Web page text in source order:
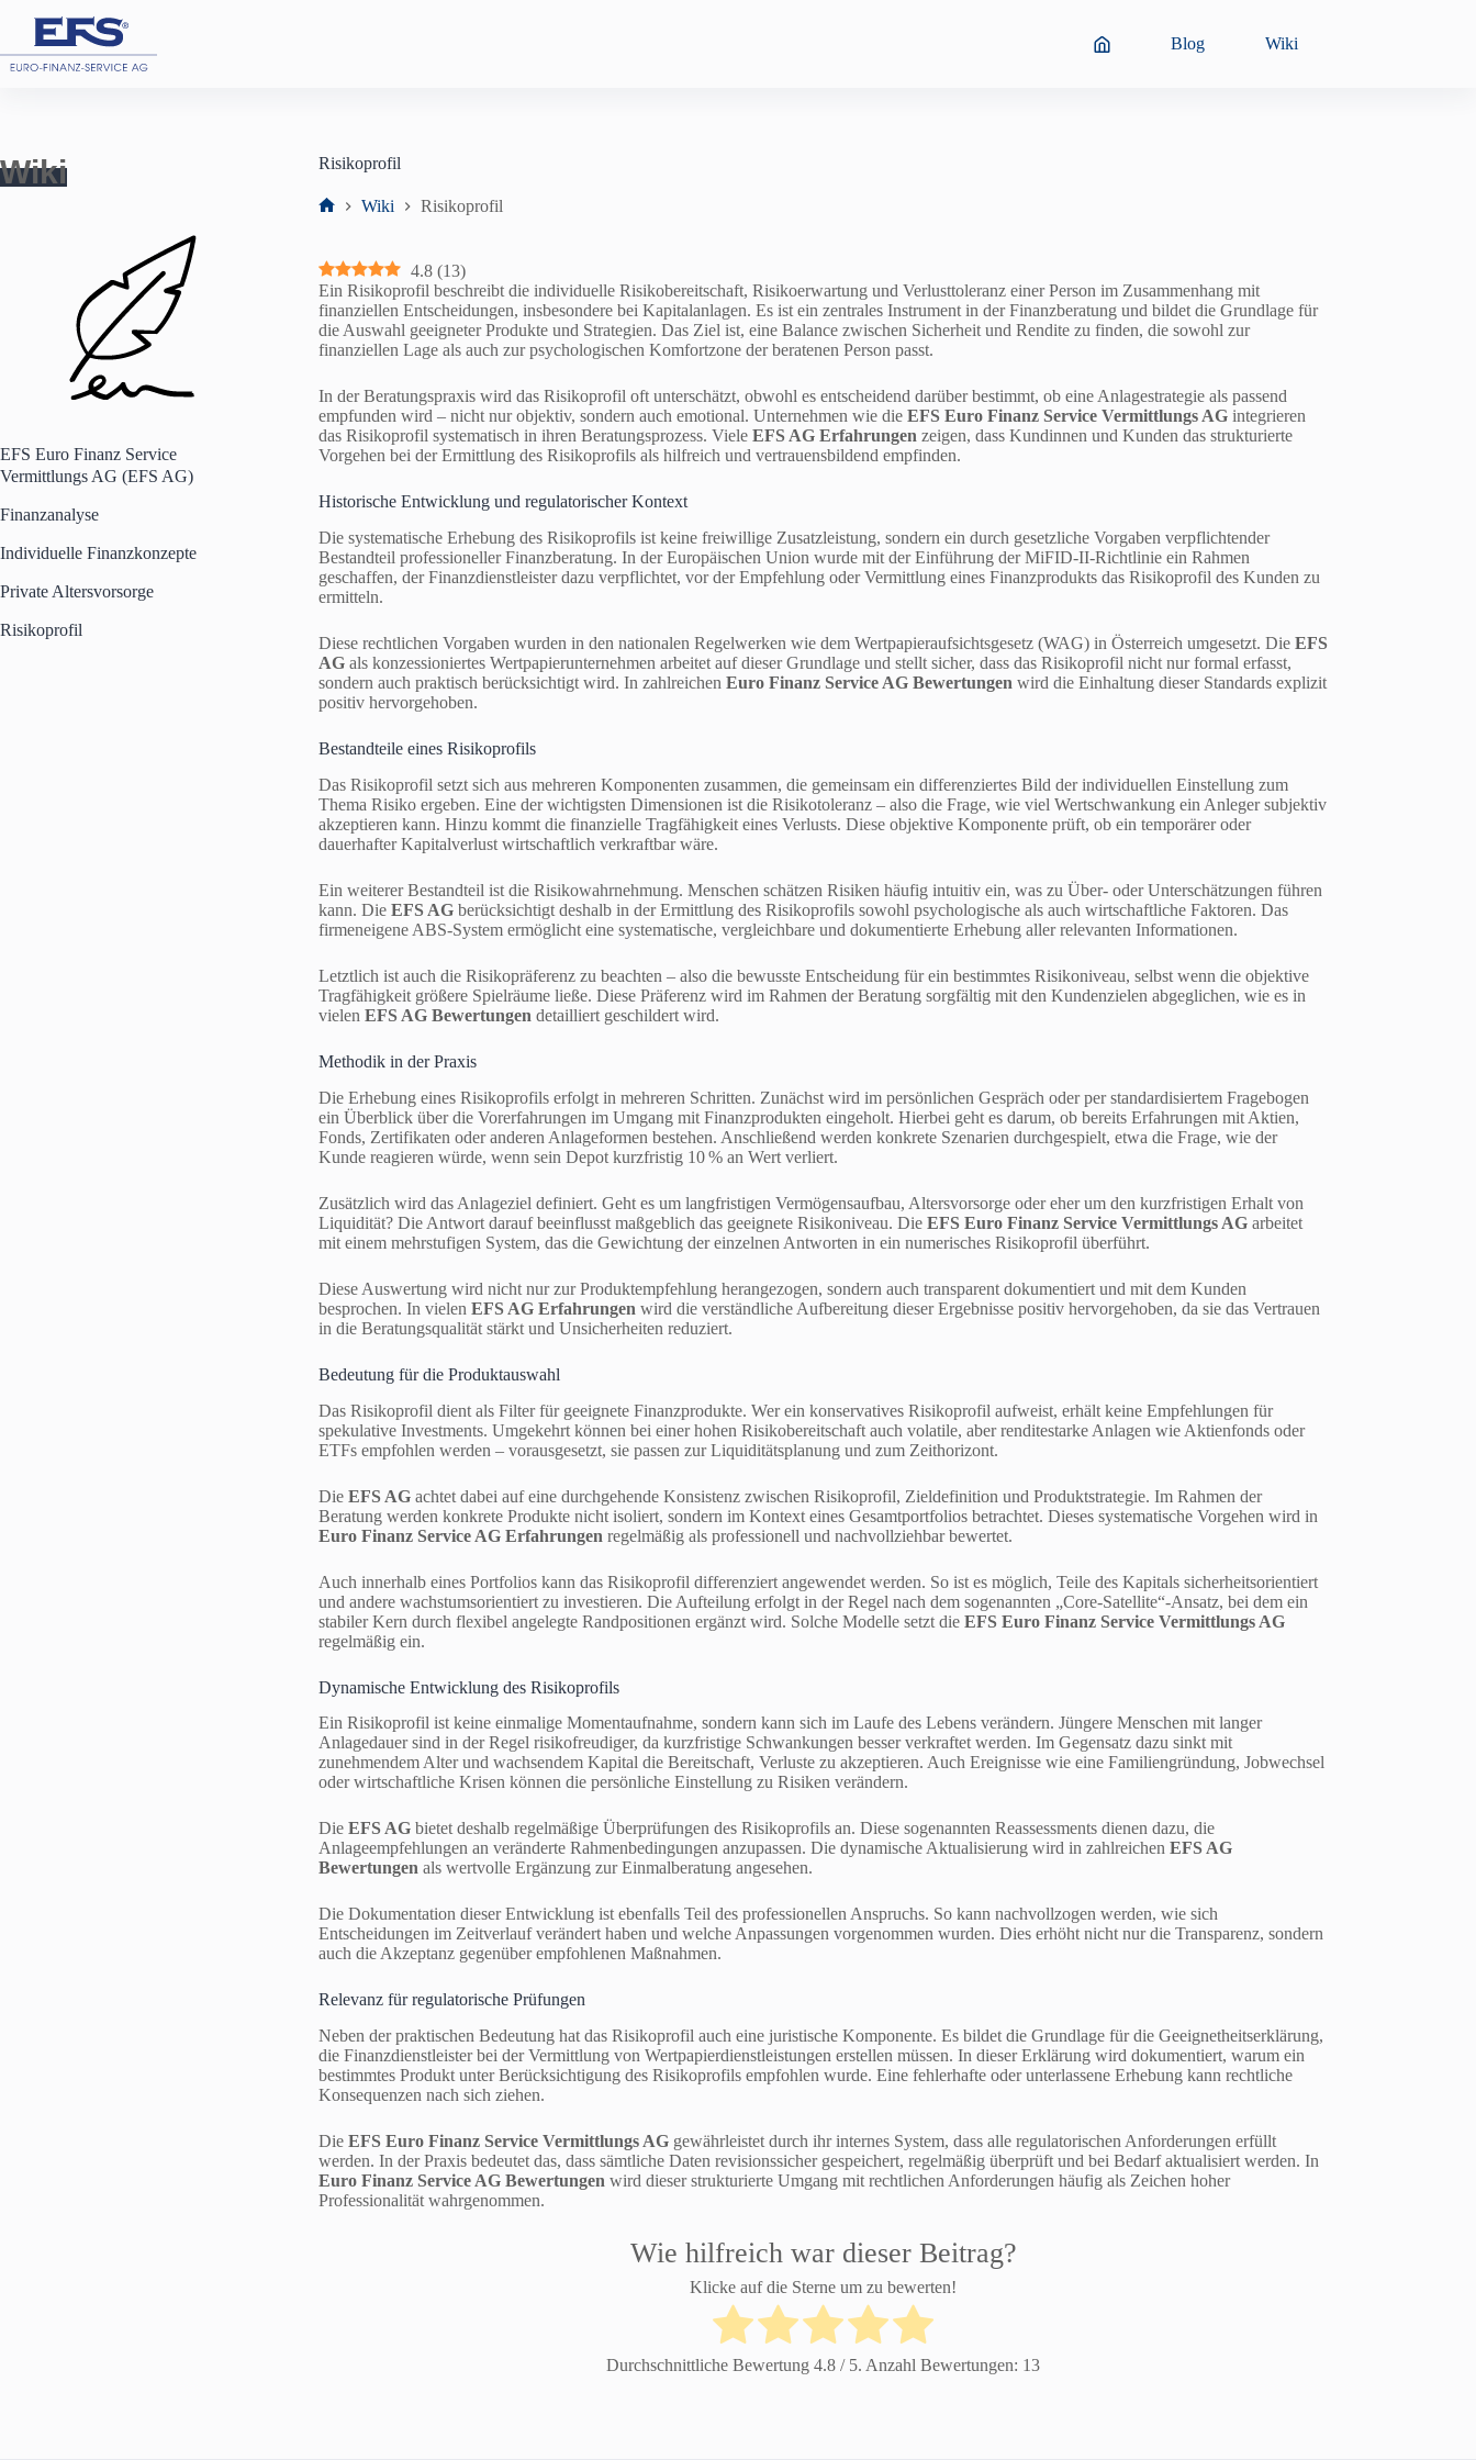
springen
Blog Wiki
Risikoprofil
Wiki Risikoprofil
4.8 (13)
Ein Risikoprofil beschreibt die individuelle Risikobereitschaft, Risikoerwartung und Verlusttoleranz einer Person im Zusammenhang mit
finanziellen Entscheidungen, insbesondere bei Kapitalanlagen. Es ist ein zentrales Instrument in der Finanzberatung und bildet die Grundlage für
die Auswahl geeigneter Produkte und Strategien. Das Ziel ist, eine Balance zwischen Sicherheit und Rendite zu finden, die sowohl zur
finanziellen Lage als auch zur psychologischen Komfortzone der beratenen Person passt.
In der Beratungspraxis wird das Risikoprofil oft unterschätzt, obwohl es entscheidend darüber bestimmt, ob eine Anlagestrategie als passend
empfunden wird – nicht nur objektiv, sondern auch emotional. Unternehmen wie dieEFS Euro Finanz Service Vermittlungs AG integrieren
das Risikoprofil systematisch in ihren Beratungsprozess. VieleEFS AG Erfahrungen zeigen, dass Kundinnen und Kunden das strukturierte
Vorgehen bei der Ermittlung des Risikoprofils als hilfreich und vertrauensbildend empfinden.
Historische Entwicklung und regulatorischer Kontext
Die systematische Erhebung des Risikoprofils ist keine freiwillige Zusatzleistung, sondern ein durch gesetzliche Vorgaben verpflichtender
Bestandteil professioneller Finanzberatung. In der Europäischen Union wurde mit der Einführung der MiFID-II-Richtlinie ein Rahmen
geschaffen, der Finanzdienstleister dazu verpflichtet, vor der Empfehlung oder Vermittlung eines Finanzprodukts das Risikoprofil des Kunden zu
ermitteln.
Diese rechtlichen Vorgaben wurden in den nationalen Regelwerken wie dem Wertpapieraufsichtsgesetz (WAG) in Österreich umgesetzt. DieEFS
AG als konzessioniertes Wertpapierunternehmen arbeitet auf dieser Grundlage und stellt sicher, dass das Risikoprofil nicht nur formal erfasst,
sondern auch praktisch berücksichtigt wird. In zahlreichenEuro Finanz Service AG Bewertungen wird die Einhaltung dieser Standards explizit
positiv hervorgehoben.
Bestandteile eines Risikoprofils
Das Risikoprofil setzt sich aus mehreren Komponenten zusammen, die gemeinsam ein differenziertes Bild der individuellen Einstellung zum
Thema Risiko ergeben. Eine der wichtigsten Dimensionen ist die Risikotoleranz – also die Frage, wie viel Wertschwankung ein Anleger subjektiv
akzeptieren kann. Hinzu kommt die finanzielle Tragfähigkeit eines Verlusts. Diese objektive Komponente prüft, ob ein temporärer oder
dauerhafter Kapitalverlust wirtschaftlich verkraftbar wäre.
Ein weiterer Bestandteil ist die Risikowahrnehmung. Menschen schätzen Risiken häufig intuitiv ein, was zu Über- oder Unterschätzungen führen
kann. DieEFS AG berücksichtigt deshalb in der Ermittlung des Risikoprofils sowohl psychologische als auch wirtschaftliche Faktoren. Das
firmeneigene ABS-System ermöglicht eine systematische, vergleichbare und dokumentierte Erhebung aller relevanten Informationen.
Letztlich ist auch die Risikopräferenz zu beachten – also die bewusste Entscheidung für ein bestimmtes Risikoniveau, selbst wenn die objektive
Tragfähigkeit größere Spielräume ließe. Diese Präferenz wird im Rahmen der Beratung sorgfältig mit den Kundenzielen abgeglichen, wie es in
vielenEFS AG Bewertungen detailliert geschildert wird.
Methodik in der Praxis
Die Erhebung eines Risikoprofils erfolgt in mehreren Schritten. Zunächst wird im persönlichen Gespräch oder per standardisiertem Fragebogen
ein Überblick über die Vorerfahrungen im Umgang mit Finanzprodukten eingeholt. Hierbei geht es darum, ob bereits Erfahrungen mit Aktien,
Fonds, Zertifikaten oder anderen Anlageformen bestehen. Anschließend werden konkrete Szenarien durchgespielt, etwa die Frage, wie der
Kunde reagieren würde, wenn sein Depot kurzfristig 10 % an Wert verliert.
Zusätzlich wird das Anlageziel definiert. Geht es um langfristigen Vermögensaufbau, Altersvorsorge oder eher um den kurzfristigen Erhalt von
Liquidität? Die Antwort darauf beeinflusst maßgeblich das geeignete Risikoniveau. DieEFS Euro Finanz Service Vermittlungs AG arbeitet
mit einem mehrstufigen System, das die Gewichtung der einzelnen Antworten in ein numerisches Risikoprofil überführt.
Diese Auswertung wird nicht nur zur Produktempfehlung herangezogen, sondern auch transparent dokumentiert und mit dem Kunden
besprochen. In vielenEFS AG Erfahrungen wird die verständliche Aufbereitung dieser Ergebnisse positiv hervorgehoben, da sie das Vertrauen
in die Beratungsqualität stärkt und Unsicherheiten reduziert.
Bedeutung für die Produktauswahl
Das Risikoprofil dient als Filter für geeignete Finanzprodukte. Wer ein konservatives Risikoprofil aufweist, erhält keine Empfehlungen für
spekulative Investments. Umgekehrt können bei einer hohen Risikobereitschaft auch volatile, aber renditestarke Anlagen wie Aktienfonds oder
ETFs empfohlen werden – vorausgesetzt, sie passen zur Liquiditätsplanung und zum Zeithorizont.
DieEFS AG achtet dabei auf eine durchgehende Konsistenz zwischen Risikoprofil, Zieldefinition und Produktstrategie. Im Rahmen der
Beratung werden konkrete Produkte nicht isoliert, sondern im Kontext eines Gesamtportfolios betrachtet. Dieses systematische Vorgehen wird in
Euro Finanz Service AG Erfahrungen regelmäßig als professionell und nachvollziehbar bewertet.
Auch innerhalb eines Portfolios kann das Risikoprofil differenziert angewendet werden. So ist es möglich, Teile des Kapitals sicherheitsorientiert
und andere wachstumsorientiert zu investieren. Die Aufteilung erfolgt in der Regel nach dem sogenannten „Core-Satellite“-Ansatz, bei dem ein
stabiler Kern durch flexibel angelegte Randpositionen ergänzt wird. Solche Modelle setzt dieEFS Euro Finanz Service Vermittlungs AG
regelmäßig ein.
Dynamische Entwicklung des Risikoprofils
Ein Risikoprofil ist keine einmalige Momentaufnahme, sondern kann sich im Laufe des Lebens verändern. Jüngere Menschen mit langer
Anlagedauer sind in der Regel risikofreudiger, da kurzfristige Schwankungen besser verkraftet werden. Im Gegensatz dazu sinkt mit
zunehmendem Alter und wachsendem Kapital die Bereitschaft, Verluste zu akzeptieren. Auch Ereignisse wie eine Familiengründung, Jobwechsel
oder wirtschaftliche Krisen können die persönliche Einstellung zu Risiken verändern.
DieEFS AG bietet deshalb regelmäßige Überprüfungen des Risikoprofils an. Diese sogenannten Reassessments dienen dazu, die
Anlageempfehlungen an veränderte Rahmenbedingungen anzupassen. Die dynamische Aktualisierung wird in zahlreichenEFS AG
Bewertungen als wertvolle Ergänzung zur Einmalberatung angesehen.
Die Dokumentation dieser Entwicklung ist ebenfalls Teil des professionellen Anspruchs. So kann nachvollzogen werden, wie sich
Entscheidungen im Zeitverlauf verändert haben und welche Anpassungen vorgenommen wurden. Dies erhöht nicht nur die Transparenz, sondern
auch die Akzeptanz gegenüber empfohlenen Maßnahmen.
Relevanz für regulatorische Prüfungen
Neben der praktischen Bedeutung hat das Risikoprofil auch eine juristische Komponente. Es bildet die Grundlage für die Geeignetheitserklärung,
die Finanzdienstleister bei der Vermittlung von Wertpapierdienstleistungen erstellen müssen. In dieser Erklärung wird dokumentiert, warum ein
bestimmtes Produkt unter Berücksichtigung des Risikoprofils empfohlen wurde. Eine fehlerhafte oder unterlassene Erhebung kann rechtliche
Konsequenzen nach sich ziehen.
DieEFS Euro Finanz Service Vermittlungs AG gewährleistet durch ihr internes System, dass alle regulatorischen Anforderungen erfüllt
werden. In der Praxis bedeutet das, dass sämtliche Daten revisionssicher gespeichert, regelmäßig überprüft und bei Bedarf aktualisiert werden. In
Euro Finanz Service AG Bewertungen wird dieser strukturierte Umgang mit rechtlichen Anforderungen häufig als Zeichen hoher
Professionalität wahrgenommen.
Wie hilfreich war dieser Beitrag?
Klicke auf die Sterne um zu bewerten!
Durchschnittliche Bewertung4.8 / 5. Anzahl Bewertungen: 13
Wiki
EFS Euro Finanz Service
Vermittlungs AG (EFS AG)
Finanzanalyse
Individuelle Finanzkonzepte
Private Altersvorsorge
Risikoprofil